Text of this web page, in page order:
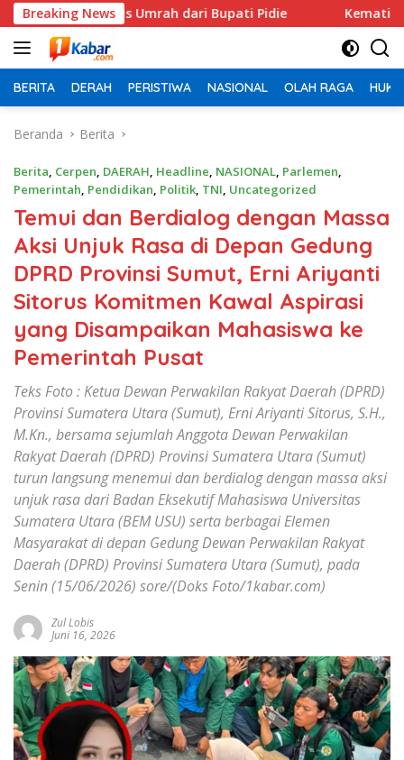
Langsung
ke
konten
Breaking News
Umrah dari Bupati Pidie Kematian Dinilai
BERITA DERAH PERISTIWA NASIONAL OLAH RAGA
Beranda Berita
Berita, Cerpen, DAERAH, Headline, NASIONAL, Parlemen,
Pemerintah, Pendidikan, Politik, TNI, Uncategorized
Temui dan Berdialog dengan Massa
Aksi Unjuk Rasa di Depan Gedung
DPRD Provinsi Sumut, Erni Ariyanti
Sitorus Komitmen Kawal Aspirasi
yang Disampaikan Mahasiswa ke
Pemerintah Pusat
Teks Foto : Ketua Dewan Perwakilan Rakyat Daerah (DPRD)
Provinsi Sumatera Utara (Sumut), Erni Ariyanti Sitorus, S.H.,
M.Kn., bersama sejumlah Anggota Dewan Perwakilan
Rakyat Daerah (DPRD) Provinsi Sumatera Utara (Sumut)
turun langsung menemui dan berdialog dengan massa aksi
unjuk rasa dari Badan Eksekutif Mahasiswa Universitas
Sumatera Utara (BEM USU) serta berbagai Elemen
Masyarakat di depan Gedung Dewan Perwakilan Rakyat
Daerah (DPRD) Provinsi Sumatera Utara (Sumut), pada
Senin (15/06/2026) sore/(Doks Foto/1kabar.com)
Zul Lobis
Juni 16, 2026